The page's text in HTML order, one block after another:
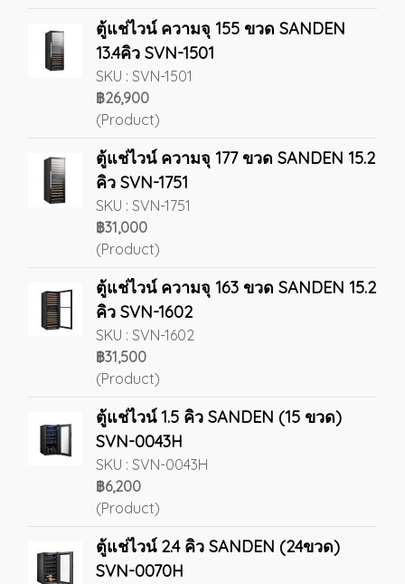
ตู้แช่ไวน์ ความจุ 155 ขวด SANDEN
13.4คิว SVN-1501
SKU : SVN-1501
฿26,900
(Product)
ตู้แช่ไวน์ ความจุ 177 ขวด SANDEN 15.2
คิว SVN-1751
SKU : SVN-1751
฿31,000
(Product)
ตู้แช่ไวน์ ความจุ 163 ขวด SANDEN 15.2
คิว SVN-1602
SKU : SVN-1602
฿31,500
(Product)
ตู้แช่ไวน์ 1.5 คิว SANDEN (15 ขวด)
SVN-0043H
SKU : SVN-0043H
฿6,200
(Product)
ตู้แช่ไวน์ 2.4 คิว SANDEN (24ขวด)
SVN-0070H